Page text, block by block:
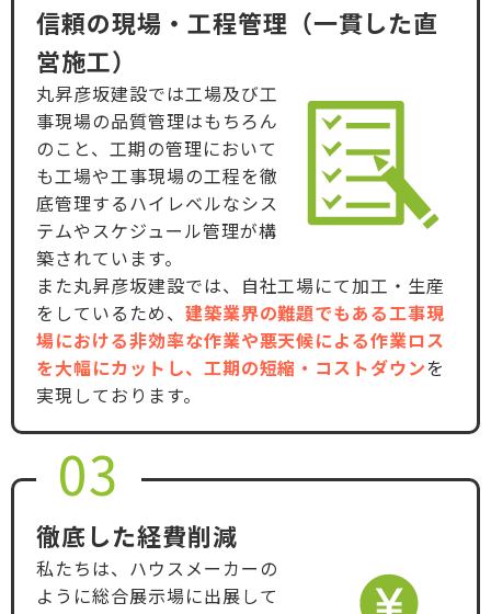
信頼の現場・工程管理（一貫した直
営施工）
丸昇彦坂建設では工場及び工
事現場の品質管理はもちろん
のこと、工期の管理において
も工場や工事現場の工程を徹
底管理するハイレベルなシス
テムやスケジュール管理が構
築されています。
また丸昇彦坂建設では、自社工場にて加工・生産
をしているため、 建築業界の難題でもある工事現
場における非効率な作業や悪天候による作業ロス
を大幅にカットし、工期の短縮・コストダウンを
実現しております。
03
徹底した経費削減
私たちは、ハウスメーカーの
ように総合展示場に出展して